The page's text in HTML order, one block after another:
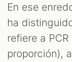
En ese
ha
refiere a
proporción),